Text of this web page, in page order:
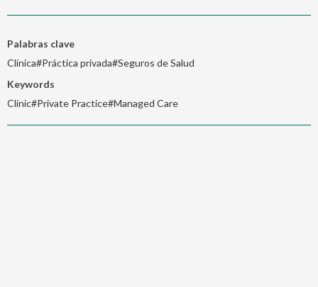
Palabras clave
Clínica#Práctica privada#Seguros de Salud
Keywords
Clinic#Private Practice#Managed Care